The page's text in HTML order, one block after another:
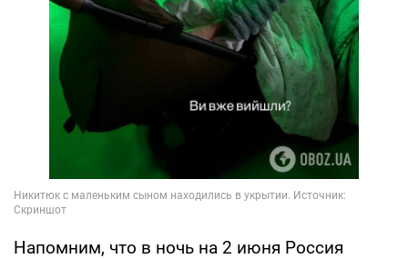
Напомним, что в ночь на 2 июня Россия